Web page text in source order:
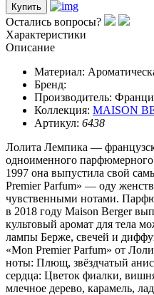
Купить
Остались вопросы?
Характеристики
Описание
Материал:
Бренд:
Производитель:
Коллекция: MAISON
Артикул: 6438
Лолита Лемпика —
одноименного
1997 она выпустила свой
Premier Parfum» — оду
чувственными нотами.
в 2018 году Maison Berger
культовый аромат для тела
лампы Берже, свечей и
«Mon Premier Parfum» от
ноты: Плющ, звёздчатый
сердца: Цветок фиалки,
млечное дерево, карамель,